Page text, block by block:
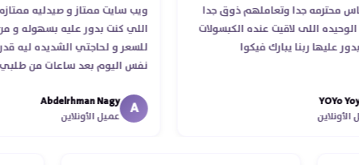
جدا وتعاملهم ذوق جدا
اللى لاقيت عنده الكبسولات
ربنا يبارك فيكوا
ويب سايت ممتاز و صيدليه ممتازه
اللي كنت بدور عليه بسهوله و من
للسعر و لحاجتي الشديده ليه قدر
نفس اليوم بعد ساعات من طلبي و
انتهاء موعد عمله ..فضل يتابع معايا
استلمت ..شكرا جزيلا ليكم
Abdelrhman Nagy
عميل الأونلاين